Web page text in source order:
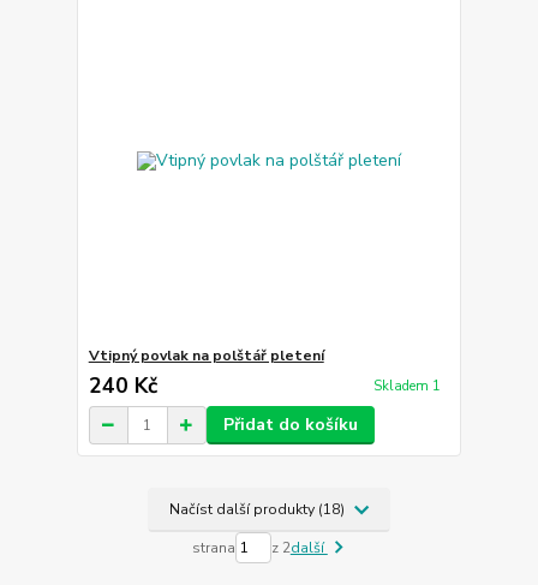
Vtipný povlak na polštář pletení
240 Kč Skladem 1
Přidat do košíku
Načíst další produkty (18)
strana z 2další